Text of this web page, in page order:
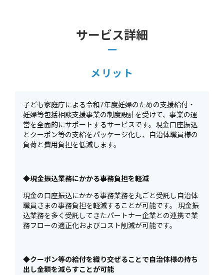
サービス詳細
メリット
子ども家庭庁による令和7年度妊婦のための支援給付・
妊婦等包括相談支援事業の制度設計を受けて、事業の運
営を全面的にサポートするサービスです。現金口座振込
とクーポン等の支給をパッケージ化し、自治体職員様の
負荷と費用負担を低減します。
◆現金振込業務にかかる事務負担を軽減
現金の口座振込にかかる事務業務を丸ごと受託し自治体
職員さまの事務負担を軽減することが可能です。 現金振
込業務を多く受託してきたパートナー企業との連携で業
務フローの適正化およびコスト削減が可能です。
◆クーポン等の給付を織り交ぜることで自治体様の持ち
出し金額を減らすことが可能